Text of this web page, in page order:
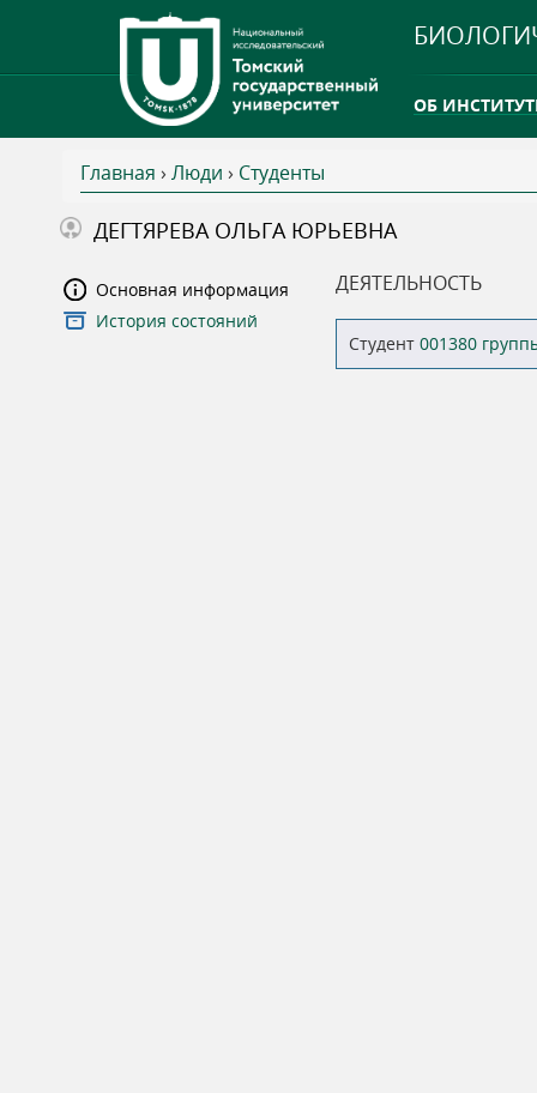
ОБ
В
ы
з
Главная › Люди › Студенты
ДЕГТЯРЕВА ОЛЬГА ЮРЬЕВНА
Основная информация
История состояний
ДЕЯТЕЛЬНОСТЬ
Студент 001380